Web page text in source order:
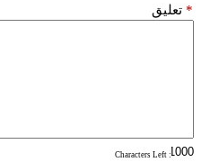
تعليق *
: Characters Left